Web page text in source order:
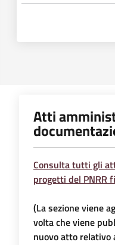
Atti
Consulta tutti gli
progetti del PNRR
(La sezione viene
volta che viene
nuovo atto relativo